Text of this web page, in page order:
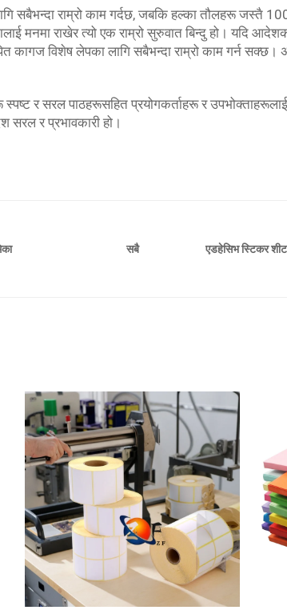
सबैभन्दा राम्रो काम गर्दछ, जबकि हल्का तौलहरू जस्तै
मनमा राखेर त्यो एक राम्रो सुरुवात बिन्दु हो। यदि
विशेष लेपका लागि सबैभन्दा राम्रो काम गर्न सक्छ।
र सरल पाठहरूसहित प्रयोगकर्ताहरू र
सरल र प्रभावकारी हो।
सबै एडहेसिभ स्टिकर